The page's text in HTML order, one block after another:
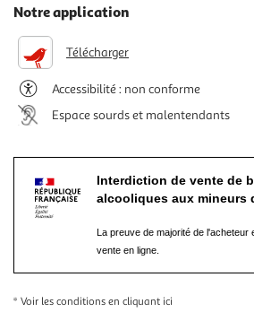
Notre application
Télécharger
Accessibilité : non conforme
Espace sourds et malentendants
Interdiction de vente de
alcooliques aux mineurs
La preuve de majorité de l'acheteur
vente en ligne.
* Voir les conditions en cliquant ici